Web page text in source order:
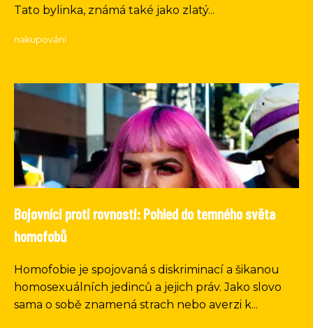
Tato bylinka, známá také jako zlatý...
nakupování
Bojovníci proti rovnosti: Pohled do temného světa
homofobů
Homofobie je spojovaná s diskriminací a šikanou
homosexuálních jedinců a jejich práv. Jako slovo
sama o sobě znamená strach nebo averzi k...